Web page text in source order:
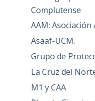
Complutense
AAM:
Asaaf-UCM.
Grupo de
La Cruz del
M1 y CAA